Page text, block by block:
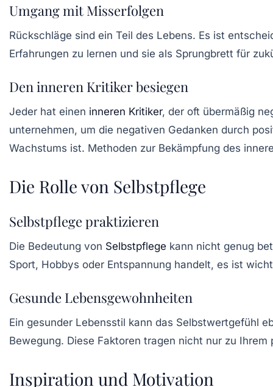
Umgang mit Misserfolgen
Rückschläge sind ein Teil des Lebens. Es ist
Erfahrungen zu lernen und sie als Sprungbrett für
Den inneren Kritiker besiegen
Jeder hat einen inneren Kritiker, der oft übermäßig
unternehmen, um die negativen Gedanken durch
Wachstums ist. Methoden zur Bekämpfung des
Die Rolle von Selbstpflege
Selbstpflege praktizieren
Die Bedeutung von Selbstpflege kann nicht genug
Sport, Hobbys oder Entspannung handelt, es ist
Gesunde Lebensgewohnheiten
Ein gesunder Lebensstil kann das Selbstwertgefühl
Bewegung. Diese Faktoren tragen nicht nur zu
Inspiration und Motivation